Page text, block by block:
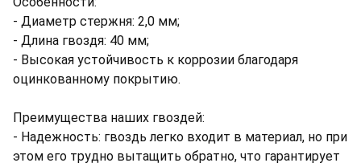
- Диаметр стержня: 2,0 мм;
- Длина гвоздя: 40 мм;
- Высокая устойчивость к коррозии благодаря
оцинкованному покрытию.
Преимущества наших гвоздей:
- Надежность: гвоздь легко входит в материал, но при
этом его трудно вытащить обратно, что гарантирует